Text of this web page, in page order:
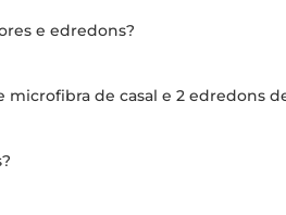
e edredons?
microfibra de casal e 2 edredons